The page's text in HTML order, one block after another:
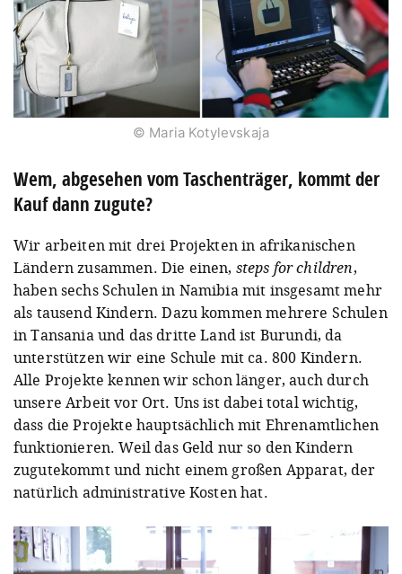
© Maria Kotylevskaja
Wem, abgesehen vom Taschenträger, kommt der
Kauf dann zugute?
Wir arbeiten mit drei Projekten in afrikanischen
Ländern zusammen. Die einen, steps for children,
haben sechs Schulen in Namibia mit insgesamt mehr
als tausend Kindern. Dazu kommen mehrere Schulen
in Tansania und das dritte Land ist Burundi, da
unterstützen wir eine Schule mit ca. 800 Kindern.
Alle Projekte kennen wir schon länger, auch durch
unsere Arbeit vor Ort. Uns ist dabei total wichtig,
dass die Projekte hauptsächlich mit Ehrenamtlichen
funktionieren. Weil das Geld nur so den Kindern
zugutekommt und nicht einem großen Apparat, der
natürlich administrative Kosten hat.